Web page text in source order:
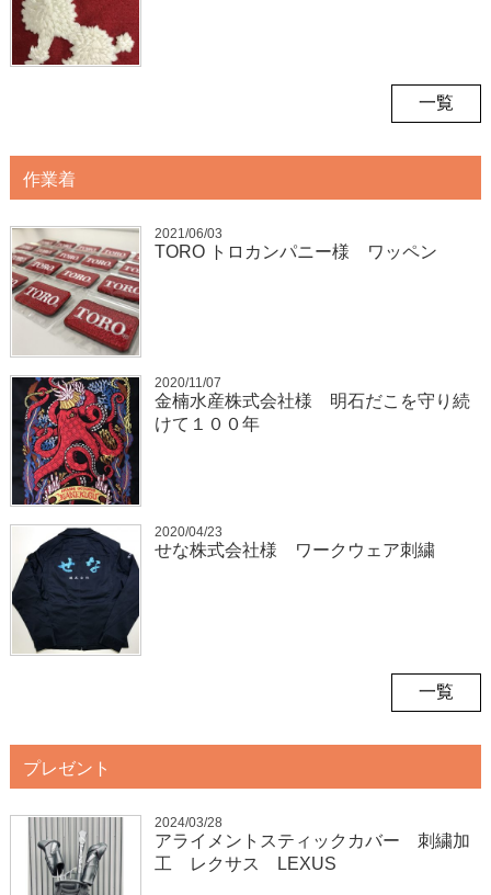
一覧
作業着
2021/06/03
TORO トロカンパニー様 ワッペン
2020/11/07
金楠水産株式会社様 明石だこを守り続
けて１００年
2020/04/23
せな株式会社様 ワークウェア刺繍
一覧
プレゼント
2024/03/28
アライメントスティックカバー 刺繍加
工 レクサス LEXUS